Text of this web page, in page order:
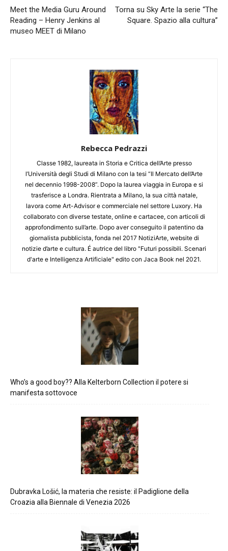
Meet the Media Guru Around
Reading – Henry Jenkins al
museo MEET di Milano
Torna su Sky Arte la serie “The
Square. Spazio alla cultura”
Rebecca Pedrazzi
Classe 1982, laureata in Storia e Critica dell’Arte presso
l’Università degli Studi di Milano con la tesi “Il Mercato dell’Arte
nel decennio 1998-2008”. Dopo la laurea viaggia in Europa e si
trasferisce a Londra. Rientrata a Milano, la sua città natale,
lavora come Art-Advisor e commerciale nel settore Luxory. Ha
collaborato con diverse testate, online e cartacee, con articoli di
approfondimento sull’arte. Dopo aver conseguito il patentino da
giornalista pubblicista, fonda nel 2017 NotiziArte, website di
notizie d’arte e cultura. É autrice del libro "Futuri possibili. Scenari
d'arte e Intelligenza Artificiale" edito con Jaca Book nel 2021.
Who’s a good boy?? Alla Kelterborn Collection il potere si
manifesta sottovoce
Dubravka Lošić, la materia che resiste: il Padiglione della
Croazia alla Biennale di Venezia 2026